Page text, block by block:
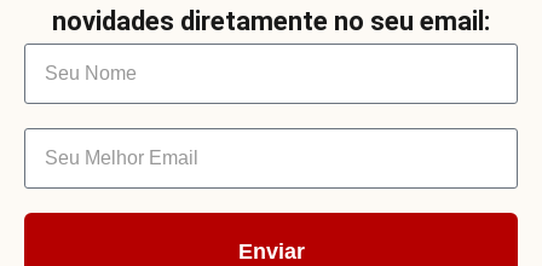
novidades diretamente no seu email:
Enviar